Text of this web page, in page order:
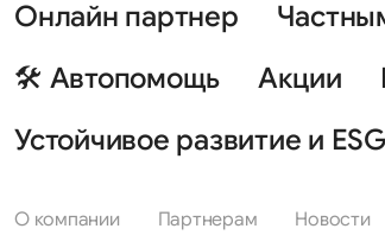
Онлайн партнер
🛠 Автопомощь
Акции
Устойчивое развитие и ESG
О компании Партнерам Новости